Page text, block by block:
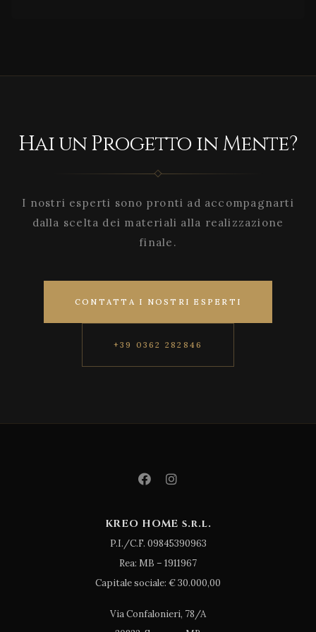
Hai un Progetto in Mente?
I nostri esperti sono pronti ad accompagnarti
dalla scelta dei materiali alla realizzazione
finale.
CONTATTA I NOSTRI ESPERTI
+39 0362 282846
KREO HOME s.r.l.
P.I./C.F. 09845390963
Rea: MB – 1911967
Capitale sociale: € 30.000,00
Via Confalonieri, 78/A